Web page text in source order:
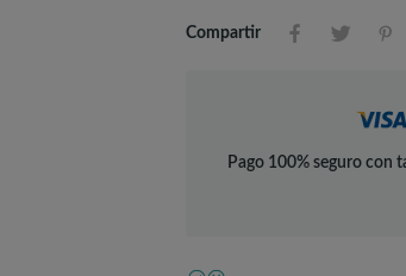
Compartir
Pago 100% seguro con